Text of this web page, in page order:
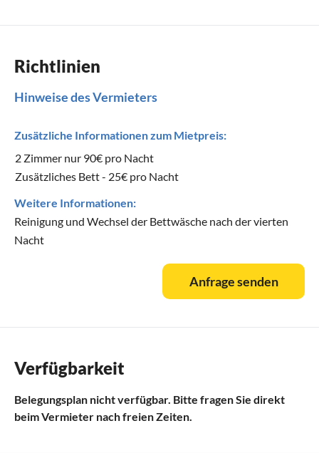
Richtlinien
Hinweise des Vermieters
Zusätzliche Informationen zum Mietpreis:
2 Zimmer nur 90€ pro Nacht
Zusätzliches Bett - 25€ pro Nacht
Weitere Informationen:
Reinigung und Wechsel der Bettwäsche nach der vierten
Nacht
Anfrage senden
Verfügbarkeit
Belegungsplan nicht verfügbar. Bitte fragen Sie direkt
beim Vermieter nach freien Zeiten.